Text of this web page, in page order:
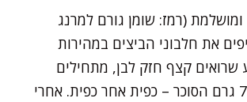
(רמז: שומן גורם למרנג
את חלבוני הביצים במהירות
שרואים קצף חזק לבן, מתחילים
להוסיף את 70 גרם הסוכר – כפית אחר כפית. אחרי